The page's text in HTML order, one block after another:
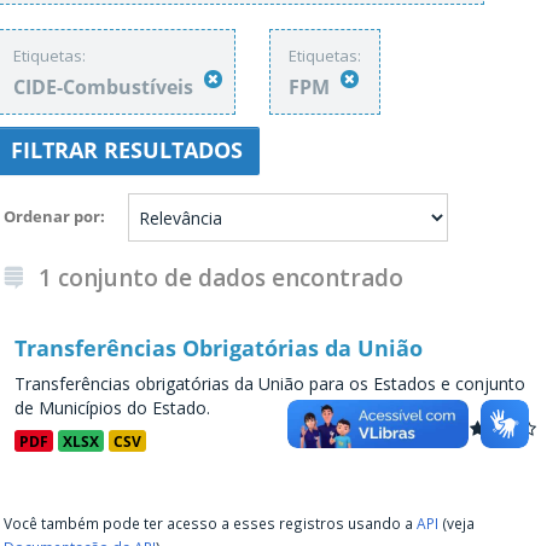
Etiquetas:
CIDE-Combustíveis
Etiquetas:
FPM
FILTRAR RESULTADOS
Ordenar por
1 conjunto de dados encontrado
Transferências Obrigatórias da União
Transferências obrigatórias da União para os Estados e conjunto
de Municípios do Estado.
PDF XLSX CSV
Você também pode ter acesso a esses registros usando a API (veja